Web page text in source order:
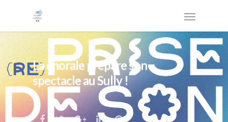
La chorale prépare son
spectacle au Sully !